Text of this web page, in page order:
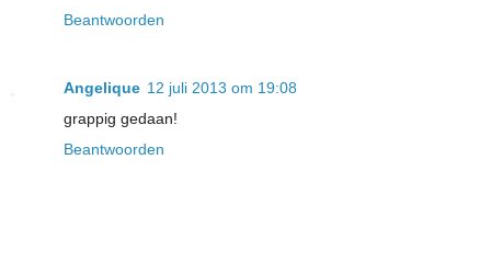
Beantwoorden
Angelique 12 juli 2013 om 19:08
grappig gedaan!
Beantwoorden